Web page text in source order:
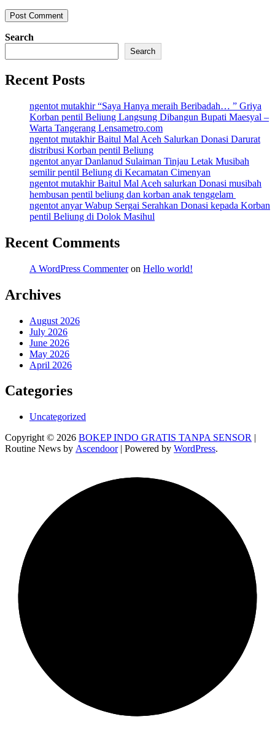
Search
Search
Recent Posts
ngentot mutakhir “Saya Hanya meraih Beribadah… ” Griya
Korban pentil Beliung Langsung Dibangun Bupati Maesyal –
Warta Tangerang Lensametro.com
ngentot mutakhir Baitul Mal Aceh Salurkan Donasi Darurat
distribusi Korban pentil Beliung
ngentot anyar Danlanud Sulaiman Tinjau Letak Musibah
semilir pentil Beliung di Kecamatan Cimenyan
ngentot mutakhir Baitul Mal Aceh salurkan Donasi musibah
hembusan pentil beliung dan korban anak tenggelam
ngentot anyar Wabup Sergai Serahkan Donasi kepada Korban
pentil Beliung di Dolok Masihul
Recent Comments
A WordPress Commenteron Hello world!
Archives
August 2026
July 2026
June 2026
May 2026
April 2026
Categories
Uncategorized
Copyright © 2026 BOKEP INDO GRATIS TANPA SENSOR |
Routine News by Ascendoor| Powered by WordPress.